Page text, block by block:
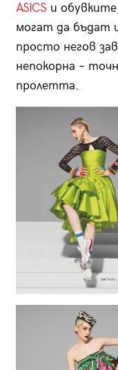
ASICS и
могат да бъдат
просто негов
непокорна –
пролетта.